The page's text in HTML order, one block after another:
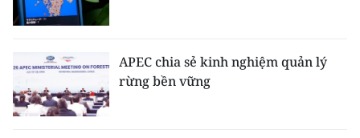
APEC chia sẻ kinh nghiệm quản lý
rừng bền vững